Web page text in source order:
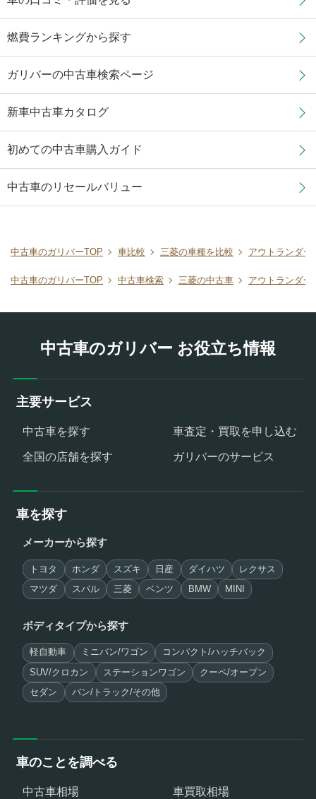
燃費ランキングから探す
ガリバーの中古車検索ページ
新車中古車カタログ
初めての中古車購入ガイド
中古車のリセールバリュー
中古車のガリバーTOP 車比較 三菱の車種を比較 アウトランダー
中古車のガリバーTOP 中古車検索 三菱の中古車 アウトランダー
中古車のガリバー お役立ち情報
主要サービス
中古車を探す
車査定・買取を申し込む
全国の店舗を探す
ガリバーのサービス
車を探す
メーカーから探す
トヨタ ホンダ スズキ 日産 ダイハツ レクサス
マツダ スバル 三菱 ベンツ BMW MINI
ボディタイプから探す
軽自動車 ミニバン/ワゴン コンパクト/ハッチバック
SUV/クロカン ステーションワゴン クーペ/オープン
セダン バン/トラック/その他
車のことを調べる
中古車相場
車買取相場